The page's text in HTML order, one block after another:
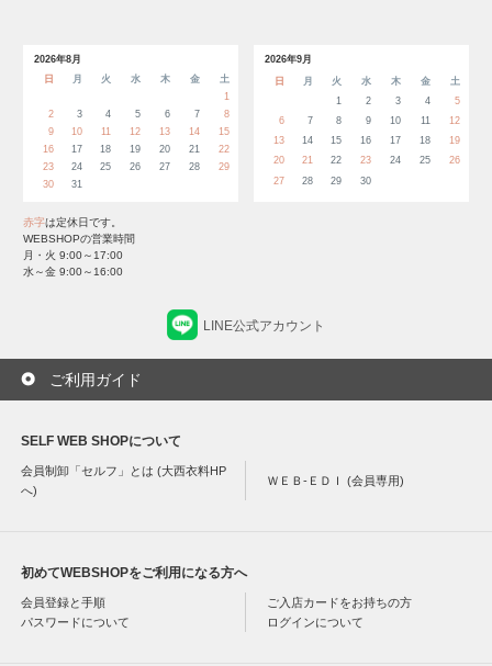
2026年8月
日
月 火 水 木 金
土
1
2
3 4 5 6 7
8
9
10 11 12 13 14
15
16
17 18 19 20 21
22
23
24 25 26 27 28
29
30
31
2026年9月
日
月 火 水 木 金
土
1
2 3 4
5
6
7 8 9 10 11
12
13
14 15 16 17 18
19
20
21 22 23 24 25
26
27
28 29 30
赤字は定休日です。
WEBSHOPの営業時間
月・火 9:00～17:00
水～金 9:00～16:00
LINE公式アカウント
ご利用ガイド
SELF WEB SHOPについて
会員制卸「セルフ」とは (大西衣料HP
へ)
ＷＥＢ-ＥＤＩ (会員専用)
初めてWEBSHOPをご利用になる方へ
会員登録と手順
ご入店カードをお持ちの方
パスワードについて
ログインについて